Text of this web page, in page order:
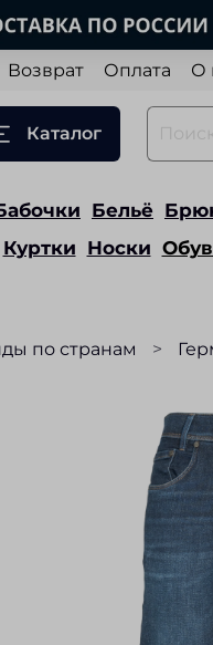
Возврат Оплата О
Каталог
Бельё
Куртки Носки
по странам